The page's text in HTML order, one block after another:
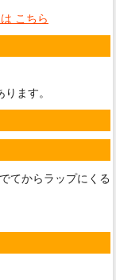
こちら
ます。
てからラップにくる